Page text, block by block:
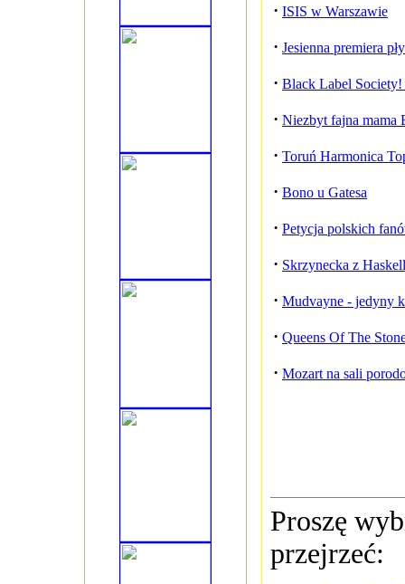
· ISIS w Warszawie
· Jesienna premiera
· Black Label Society!
· Niezbyt fajna mama
· Toruń Harmonica
· Bono u Gatesa
· Petycja polskich
· Skrzynecka z
· Mudvayne - jedyny
· Queens Of The
· Mozart na sali
Proszę
przejrzeć: